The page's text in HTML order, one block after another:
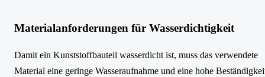
Materialanforderungen für Wasserdichtigkeit
Damit ein Kunststoffbauteil wasserdicht ist, muss das verwendete
Material eine geringe Wasseraufnahme und eine hohe